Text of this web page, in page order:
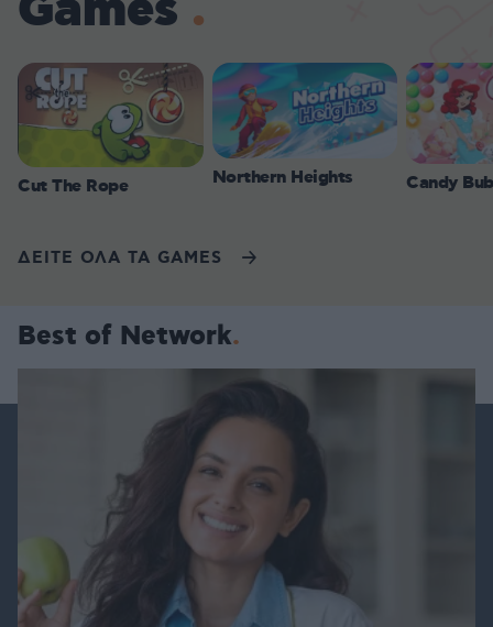
Cut The Rope Northern Heights Candy
ΔΕΙΤΕ ΟΛΑ ΤΑ GAMES
Best of Network